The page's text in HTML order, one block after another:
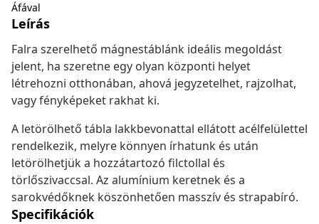
Áfával
Leírás
Falra szerelhető mágnestáblánk ideális megoldást
jelent, ha szeretne egy olyan központi helyet
létrehozni otthonában, ahová jegyzetelhet, rajzolhat,
vagy fényképeket rakhat ki.
A letörölhető tábla lakkbevonattal ellátott acélfelülettel
rendelkezik, melyre könnyen írhatunk és után
letörölhetjük a hozzátartozó filctollal és
törlőszivaccsal. Az alumínium keretnek és a
sarokvédőknek köszönhetően masszív és strapabíró.
Specifikációk